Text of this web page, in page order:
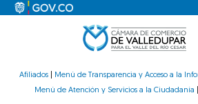
Afiliados| Menú de Transparencia y Acceso a la
Menú de Atención y Servicios a la Ciudadanía